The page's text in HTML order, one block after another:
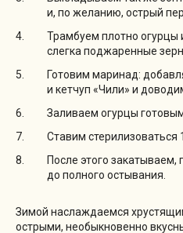
и, по желанию, острый
Трамбуем плотно огурцы
слегка поджаренные
Готовим маринад:
и кетчуп «Чили» и
Заливаем огурцы
Ставим стерилизоваться
После этого
до полного остывания.
Зимой наслаждаемся
острыми, необыкновенно